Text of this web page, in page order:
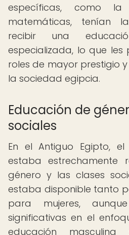
específicas, como
matemáticas, tenían
recibir una
especializada, lo que
roles de mayor prestigio
la sociedad egipcia.
Educación de
sociales
En el Antiguo Egipto,
estaba estrechamente
género y las clases
estaba disponible tanto
para mujeres,
significativas en el
educación